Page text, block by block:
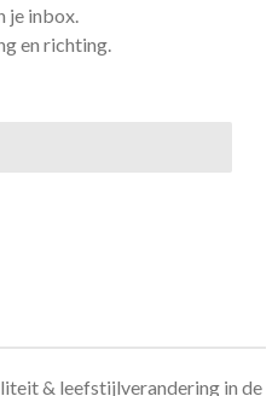
je inbox.
en richting.
& leefstijlverandering in de